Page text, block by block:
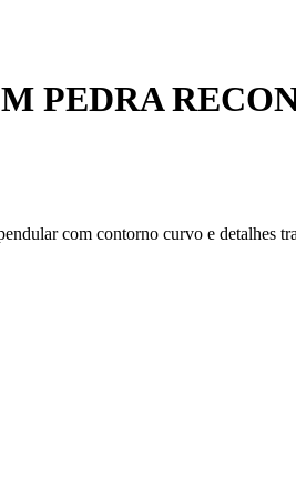
PEDRA
com contorno curvo e detalhes